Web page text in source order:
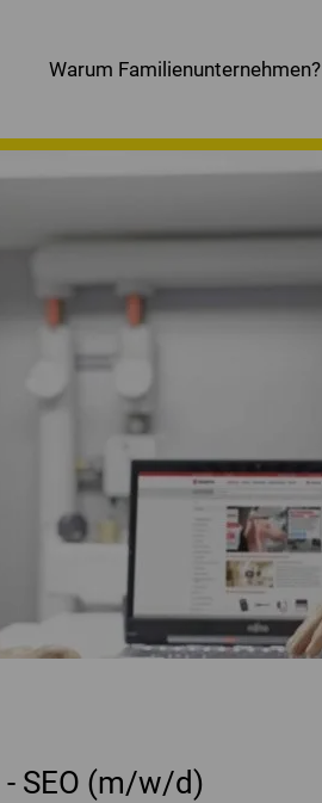
Warum Familienunternehmen?
SEO (m/w/d)